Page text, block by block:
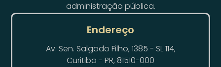
administração pública.
Endereço
Av. Sen. Salgado Filho, 1385 - SL 114,
Curitiba - PR, 81510-000